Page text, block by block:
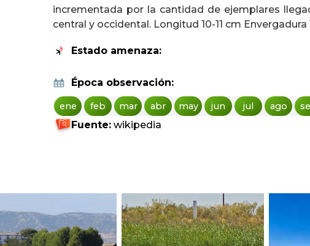
incrementada por la cantidad de ejemplares
central y occidental. Longitud 10-11 cm Envergadura
Estado amenaza:
Época observación:
ene feb mar abr may jun jul ago
Fuente: wikipedia